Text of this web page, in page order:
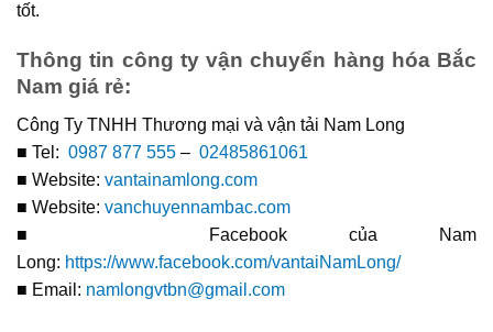
tốt.
Thông tin công ty vận chuyển hàng hóa Bắc
Nam giá rẻ:
Công Ty TNHH Thương mại và vận tải Nam Long
■ Tel: 0987 877 555 – 02485861061
■ Website: vantainamlong.com
■ Website: vanchuyennambac.com
■ Facebook của Nam
Long: https://www.facebook.com/vantaiNamLong/
■ Email: namlongvtbn@gmail.com